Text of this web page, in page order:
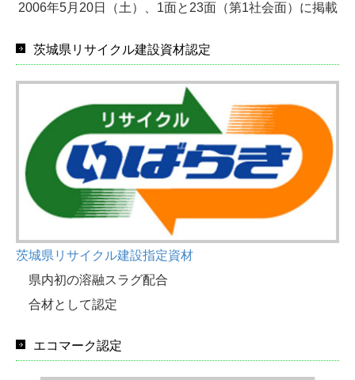
2006年5月20日（土）、1面と23面（第1社会面）に掲載
茨城県リサイクル建設資材認定
茨城県リサイクル建設指定資材
県内初の溶融スラグ配合
合材として認定
エコマーク認定